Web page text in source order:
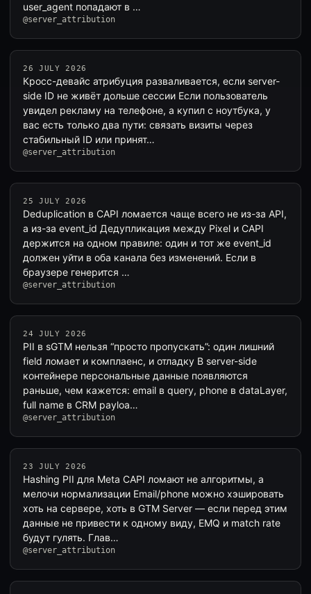
user_agent попадают в …
@server_attribution
26 JULY 2026
Кросс-девайс атрибуция разваливается, если server-
side ID не живёт дольше сессии Если пользователь
увидел рекламу на телефоне, а купил с ноутбука, у
вас есть только два пути: связать визиты через
стабильный ID или принят…
@server_attribution
25 JULY 2026
Deduplication в CAPI ломается чаще всего не из-за API,
а из-за event_id Дедупликация между Pixel и CAPI
держится на одном правиле: один и тот же event_id
должен уйти в оба канала без изменений. Если в
браузере генерится …
@server_attribution
24 JULY 2026
PII в sGTM нельзя “просто пропускать”: один лишний
field ломает и комплаенс, и отладку В server-side
контейнере персональные данные появляются
раньше, чем кажется: email в query, phone в dataLayer,
full name в CRM payloa…
@server_attribution
23 JULY 2026
Hashing PII для Meta CAPI ломают не алгоритмы, а
мелочи нормализации Email/phone можно хэшировать
хоть на сервере, хоть в GTM Server — если перед этим
данные не привести к одному виду, EMQ и match rate
будут гулять. Глав…
@server_attribution